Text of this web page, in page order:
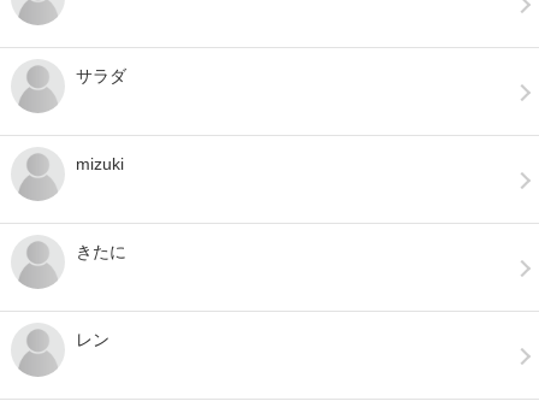
サラダ
mizuki
きたに
レン